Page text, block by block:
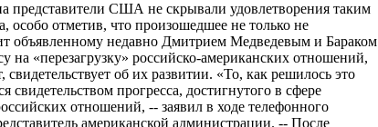
представители США не скрывали удовлетворения таким
особо отметив, что произошедшее не только не
объявленному недавно Дмитрием Медведевым и Бараком
на «перезагрузку» российско-американских отношений,
свидетельствует об их развитии. «То, как решилось это
свидетельством прогресса, достигнутого в сфере
отношений, -- заявил в ходе телефонного
американской администрации. -- После